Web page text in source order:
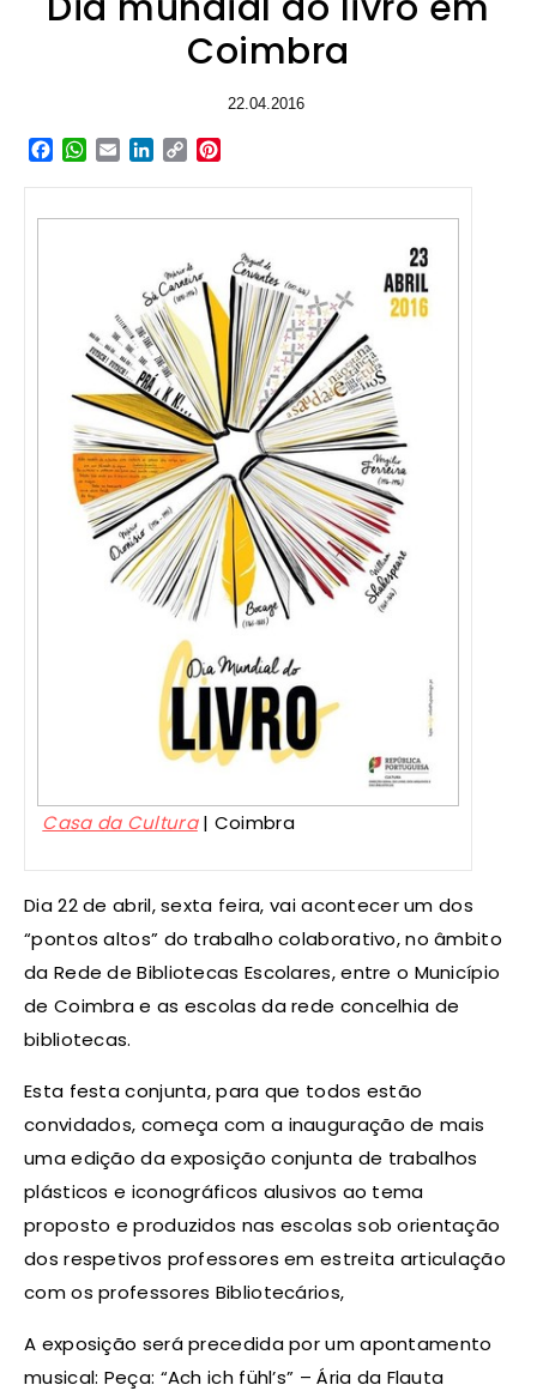
Coimbra
22.04.2016
Facebook
WhatsApp
EmailLinkedIn
Copy
Casa da Cultura | Coimbra
Dia 22 de abril, sexta feira, vai acontecer um dos
“pontos altos” do trabalho colaborativo, no âmbito
da Rede de Bibliotecas Escolares, entre o Município
de Coimbra e as escolas da rede concelhia de
bibliotecas.
Esta festa conjunta, para que todos estão
convidados, começa com a inauguração de mais
uma edição da exposição conjunta de trabalhos
plásticos e iconográficos alusivos ao tema
proposto e produzidos nas escolas sob orientação
dos respetivos professores em estreita articulação
com os professores Bibliotecários,
A exposição será precedida por um apontamento
musical: Peça: “Ach ich fühl’s” – Ária da Flauta